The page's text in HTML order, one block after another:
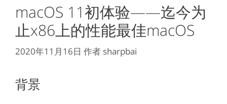
macOS 11初体验——迄今为
止x86上的性能最佳macOS
2020年11月16日 作者 sharpbai
背景